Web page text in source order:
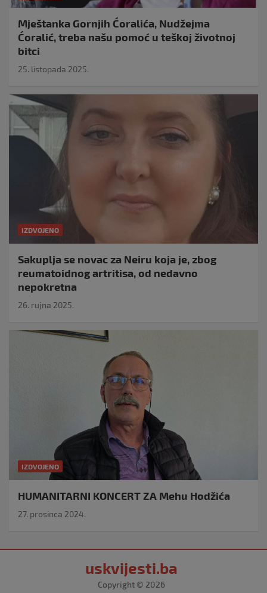
Mještanka Gornjih Ćoralića, Nudžejma
Ćoralić, treba našu pomoć u teškoj životnoj
bitci
25. listopada 2025.
IZDVOJENO
Sakuplja se novac za Neiru koja je, zbog
reumatoidnog artritisa, od nedavno
nepokretna
26. rujna 2025.
IZDVOJENO
HUMANITARNI KONCERT ZA Mehu Hodžića
27. prosinca 2024.
uskvijesti.ba
Copyright © 2026